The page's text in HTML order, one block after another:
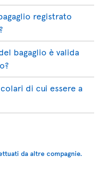
registrato
bagaglio è valida
di cui essere a
da altre compagnie.